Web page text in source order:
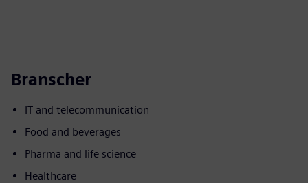
Branscher
IT and telecommunication
Food and beverages
Pharma and life science
Healthcare